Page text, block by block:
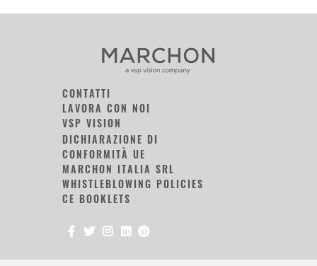
CONTATTI
LAVORA CON NOI
VSP VISION
DICHIARAZIONE DI
CONFORMITÀ UE
MARCHON ITALIA SRL
WHISTLEBLOWING POLICIES
CE BOOKLETS